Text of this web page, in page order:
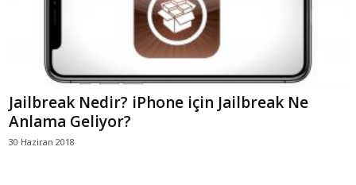
Jailbreak Nedir? iPhone için Jailbreak Ne
Anlama Geliyor?
30 Haziran 2018